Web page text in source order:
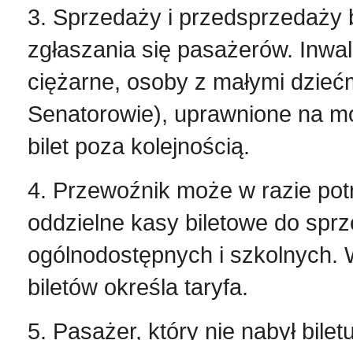
3. Sprzedaży i przedsprzedaży
zgłaszania się pasażerów.
ciężarne, osoby z małymi
Senatorowie), uprawnione na
bilet poza kolejnością.
4. Przewoźnik może w razie
oddzielne kasy biletowe do
ogólnodostępnych i szkolnych.
biletów określa taryfa.
5. Pasażer, który nie nabył